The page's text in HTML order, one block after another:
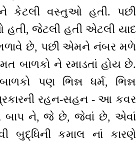
કેટલી વસ્તુઓ હતી. પછી
જેટલી હતી એટલી યાદ
છે, પછી એમને નંબર મળે
બાળકો ને રમાડતાં હોય છે.
પણ ભિન્ન ધર્મ, ભિન્ન
પ્રકારની રહન-સહન - આ કવર
બાપ ને, જે છે, જેવાં છે, એવાં
બુદ્ધિની કમાલ નાં કારણે